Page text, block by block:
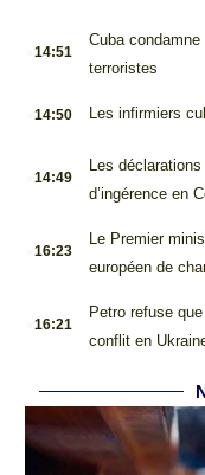
14:51
Cuba
terroristes
14:50 Les infirmiers
14:49
Les
d’ingérence en
16:23
Le Premier
européen de
16:21
Petro refuse
conflit en